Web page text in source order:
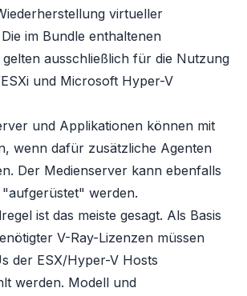
virtueller
im Bundle enthaltenen
ausschließlich für die Nutzung
und Microsoft Hyper-V
und Applikationen können mit
wenn dafür zusätzliche Agenten
Der Medienserver kann ebenfalls
"aufgerüstet" werden.
ist das meiste gesagt. Als Basis
V-Ray-Lizenzen müssen
der ESX/Hyper-V Hosts
werden. Modell und